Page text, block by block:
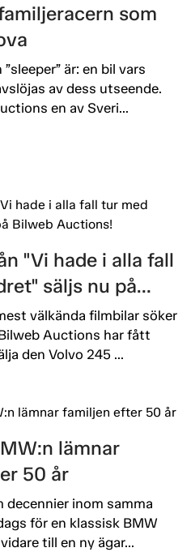
som
är: en bil vars
av dess utseende.
en av Sveri...
"Vi hade i alla fall
säljs nu på
välkända filmbilar söker
Auctions har fått
den Volvo 245 ...
lämnar
50 år
decennier inom samma
för en klassisk BMW
till en ny ägar...